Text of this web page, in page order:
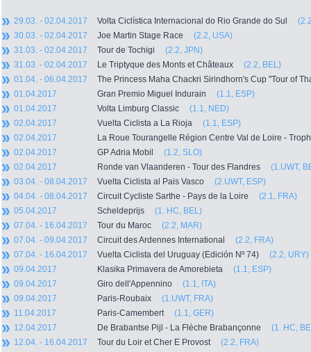
29.03. - 02.04.2017 Volta Ciclística Internacional do Rio Grande do Sul
30.03. - 02.04.2017
Joe Martin Stage Race (2.2, USA)
31.03. - 02.04.2017
Tour de Tochigi (2.2, JPN)
31.03. - 02.04.2017
Le Triptyque des Monts et Châteaux (2.2, BEL)
01.04. - 06.04.2017
The Princess Maha Chackri Sirindhorn's Cup "Tour of
01.04.2017
Gran Premio Miguel Indurain (1.1, ESP)
01.04.2017
Volta Limburg Classic (1.1, NED)
02.04.2017
Vuelta Ciclista a La Rioja (1.1, ESP)
02.04.2017
La Roue Tourangelle Région Centre Val de Loire -
02.04.2017
GP Adria Mobil (1.2, SLO)
02.04.2017
Ronde van Vlaanderen - Tour des Flandres (1.UWT,
03.04. - 08.04.2017
Vuelta Ciclista al Pais Vasco (2.UWT, ESP)
04.04. - 08.04.2017
Circuit Cycliste Sarthe - Pays de la Loire (2.1, FRA)
05.04.2017
Scheldeprijs (1. HC, BEL)
07.04. - 16.04.2017
Tour du Maroc (2.2, MAR)
07.04. - 09.04.2017
Circuit des Ardennes International (2.2, FRA)
07.04. - 16.04.2017
Vuelta Ciclista del Uruguay (Edición Nº 74) (2.2, URY)
09.04.2017
Klasika Primavera de Amorebieta (1.1, ESP)
09.04.2017
Giro dell'Appennino (1.1, ITA)
09.04.2017
Paris-Roubaix (1.UWT, FRA)
11.04.2017
Paris-Camembert (1.1, GER)
12.04.2017
De Brabantse Pijl - La Flèche Brabançonne (1. HC,
12.04. - 16.04.2017
Tour du Loir et Cher E Provost (2.2, FRA)